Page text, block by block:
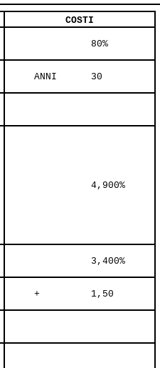
COSTI
               80%
     ANNI      30
               4,900%
               3,400%
     +         1,50